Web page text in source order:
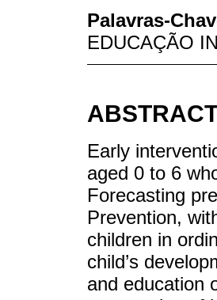
Palavras-
EDUCAÇÃO
Early
aged 0 to 6
Forecasting
Prevention,
children in
child’s
and education